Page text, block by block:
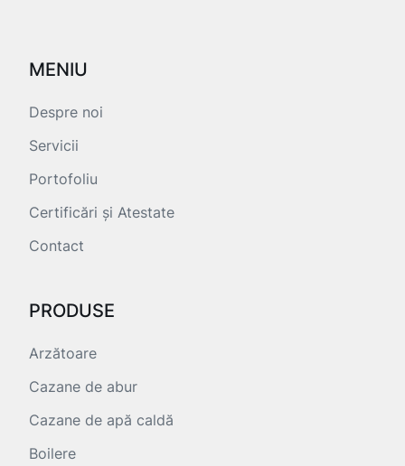
MENIU
Despre noi
Servicii
Portofoliu
Certificări și Atestate
Contact
PRODUSE
Arzătoare
Cazane de abur
Cazane de apă caldă
Boilere